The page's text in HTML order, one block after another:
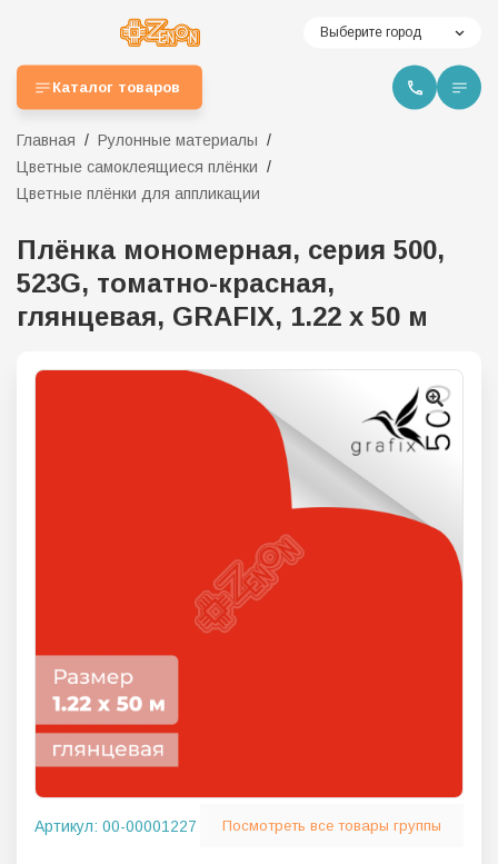
Выберите город
Каталог товаров
Главная
Рулонные материалы
Цветные самоклеящиеся плёнки
Цветные плёнки для аппликации
Плёнка мономерная, серия 500,
523G, томатно-красная,
глянцевая, GRAFIX, 1.22 x 50 м
Артикул: 00-00001227 Посмотреть все товары группы